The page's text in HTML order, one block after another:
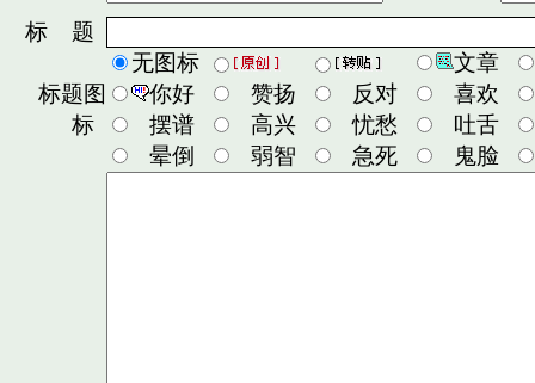
标 题
标题图
标
无图标
文章
你好
赞扬 反对
喜欢
摆谱
高兴 忧愁
吐舌
晕倒
弱智 急死 鬼脸